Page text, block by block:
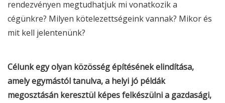
rendezvényen megtudhatjuk mi vonatkozik a
cégünkre? Milyen kötelezettségeink vannak? Mikor és
mit kell jelentenünk?
Célunk egy olyan közösség építésének elindítása,
amely egymástól tanulva, a helyi jó példák
megosztásán keresztül képes felkészülni a gazdasági,